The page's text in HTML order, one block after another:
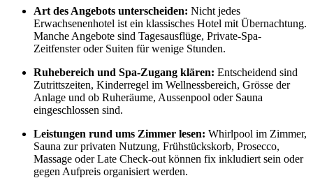
Art des Angebots unterscheiden: Nicht jedes
Erwachsenenhotel ist ein klassisches Hotel mit Übernachtung.
Manche Angebote sind Tagesausflüge, Private-Spa-
Zeitfenster oder Suiten für wenige Stunden.
Ruhebereich und Spa-Zugang klären: Entscheidend sind
Zutrittszeiten, Kinderregel im Wellnessbereich, Grösse der
Anlage und ob Ruheräume, Aussenpool oder Sauna
eingeschlossen sind.
Leistungen rund ums Zimmer lesen: Whirlpool im Zimmer,
Sauna zur privaten Nutzung, Frühstückskorb, Prosecco,
Massage oder Late Check-out können fix inkludiert sein oder
gegen Aufpreis organisiert werden.